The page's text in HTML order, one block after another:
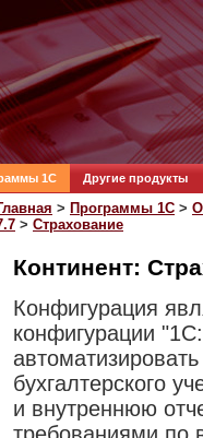
1С Другие продукты
> Программы 1С >
> Страхование
Континент:
Конфигурация
конфигурации
бухгалтерского
и внутреннюю